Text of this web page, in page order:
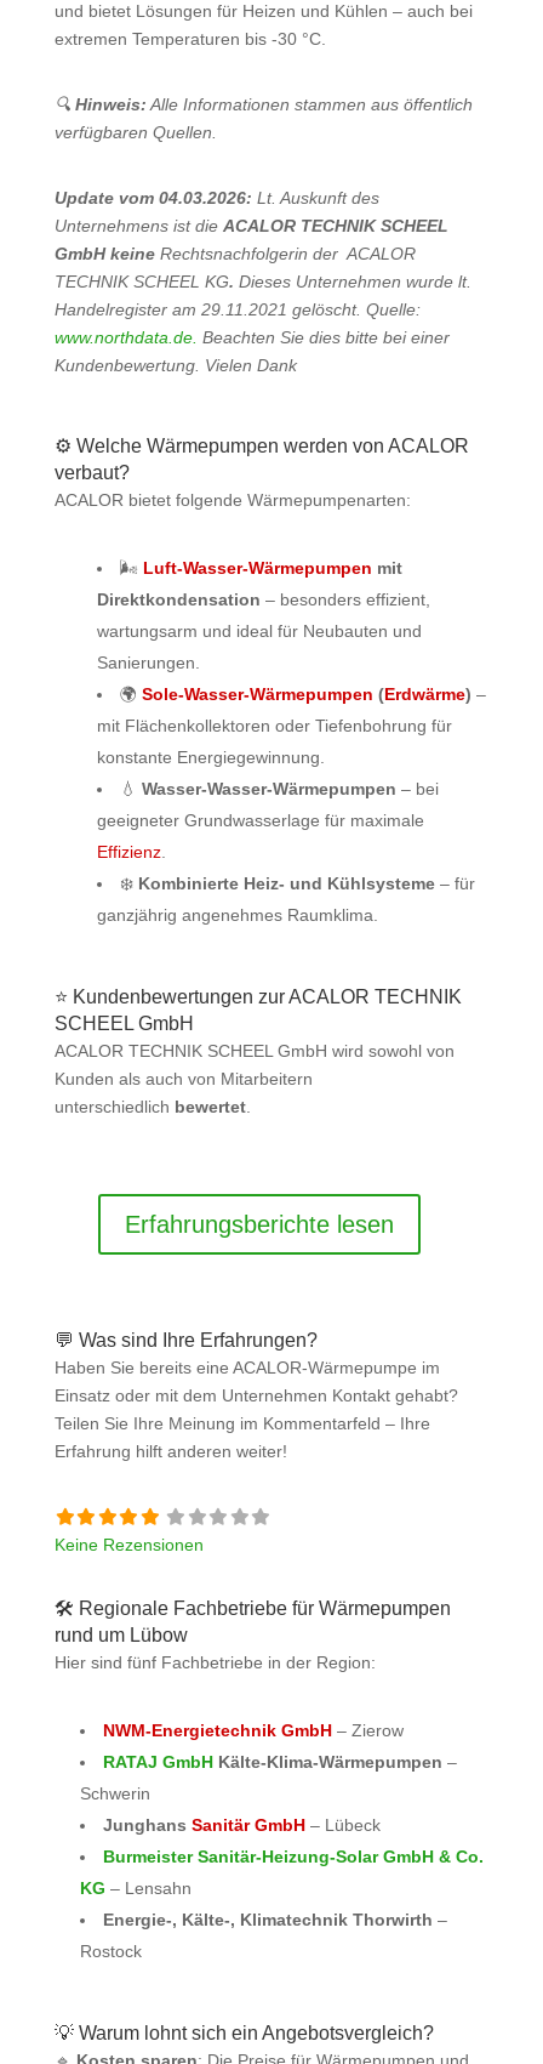
und bietet Lösungen für Heizen und Kühlen – auch bei
extremen Temperaturen bis -30 °C.
🔍 Hinweis: Alle Informationen stammen aus öffentlich
verfügbaren Quellen.
Update vom 04.03.2026: Lt. Auskunft des
Unternehmens ist die ACALOR TECHNIK SCHEEL
GmbHkeineRechtsnachfolgerin der ACALOR
TECHNIK SCHEEL KG. Dieses Unternehmen wurde lt.
Handelregister am 29.11.2021 gelöscht. Quelle:
www.northdata.de. Beachten Sie dies bitte bei einer
Kundenbewertung. Vielen Dank
⚙️ Welche Wärmepumpen werden von ACALOR
verbaut?
ACALOR bietet folgende Wärmepumpenarten:
🌬️ Luft-Wasser-Wärmepumpen mit
Direktkondensation – besonders effizient,
wartungsarm und ideal für Neubauten und
Sanierungen.
🌍 Sole-Wasser-Wärmepumpen (Erdwärme) –
mit Flächenkollektoren oder Tiefenbohrung für
konstante Energiegewinnung.
💧 Wasser-Wasser-Wärmepumpen – bei
geeigneter Grundwasserlage für maximale
Effizienz.
❄️ Kombinierte Heiz- und Kühlsysteme– für
ganzjährig angenehmes Raumklima.
⭐ Kundenbewertungen zur ACALOR TECHNIK
SCHEEL GmbH
ACALOR TECHNIK SCHEEL GmbH wird sowohl von
Kunden als auch von Mitarbeitern
unterschiedlich bewertet.
Erfahrungsberichte lesen
💬 Was sind Ihre Erfahrungen?
Haben Sie bereits eine ACALOR-Wärmepumpe im
Einsatz oder mit dem Unternehmen Kontakt gehabt?
Teilen Sie Ihre Meinung im Kommentarfeld – Ihre
Erfahrung hilft anderen weiter!
Keine Rezensionen
🛠️ Regionale Fachbetriebe für Wärmepumpen
rund um Lübow
Hier sind fünf Fachbetriebe in der Region:
NWM-Energietechnik GmbH– Zierow
RATAJ GmbHKälte-Klima-Wärmepumpen –
Schwerin
Junghans Sanitär GmbH– Lübeck
Burmeister Sanitär-Heizung-Solar GmbH & Co.
KG – Lensahn
Energie-, Kälte-, Klimatechnik Thorwirth –
Rostock
💡 Warum lohnt sich ein Angebotsvergleich?